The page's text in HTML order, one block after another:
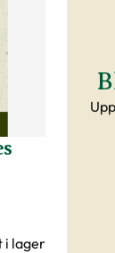
i lager